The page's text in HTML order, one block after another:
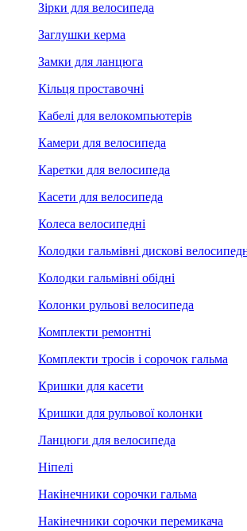
Зірки для велосипеда
Заглушки керма
Замки для ланцюга
Кільця проставочні
Кабелі для велокомпьютерів
Камери для велосипеда
Каретки для велосипеда
Касети для велосипеда
Колеса велосипедні
Колодки гальмівні дискові
Колодки гальмівні обідні
Колонки рульові велосипеда
Комплекти ремонтні
Комплекти тросів і сорочок гальма
Кришки для касети
Кришки для рульової колонки
Ланцюги для велосипеда
Ніпелі
Накінечники сорочки гальма
Накінечники сорочки перемикача